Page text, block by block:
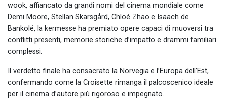
wook, affiancato da grandi nomi del cinema mondiale come
Demi Moore, Stellan Skarsgård, Chloé Zhao e Isaach de
Bankolé, la kermesse ha premiato opere capaci di muoversi tra
conflitti presenti, memorie storiche d’impatto e drammi familiari
complessi.
Il verdetto finale ha consacrato la Norvegia e l’Europa dell’Est,
confermando come la Croisette rimanga il palcoscenico ideale
per il cinema d’autore più rigoroso e impegnato.